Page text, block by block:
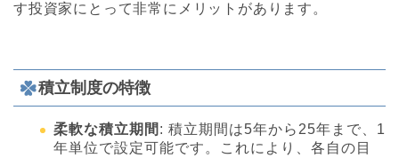
す投資家にとって非常にメリットがあります。
積立制度の特徴
柔軟な積立期間 : 積立期間は5年から25年まで、1
年単位で設定可能です。これにより、各自の目